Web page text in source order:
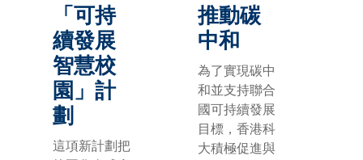
「可持
續發展
智慧校
園」計
劃
這項新計劃把
推動碳
中和
為了實現碳中
和並支持聯合
國可持續發展
目標，香港科
大積極促進與